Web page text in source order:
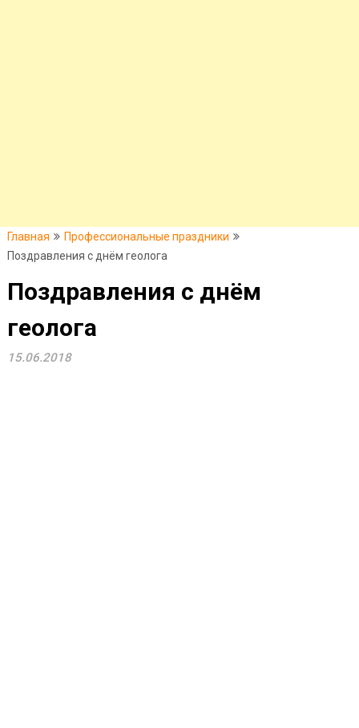
Главная
Профессиональные праздники
Поздравления с днём геолога
Поздравления с днём
геолога
15.06.2018